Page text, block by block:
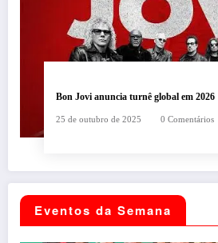
Bon Jovi anuncia turnê global em 2026
25 de outubro de 2025 0 Comentários
Eventos da Semana